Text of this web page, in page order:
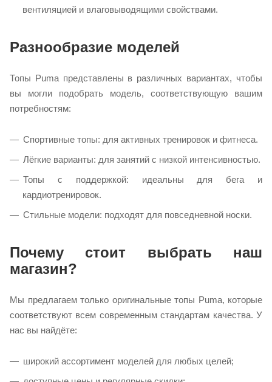
вентиляцией и влаговыводящими свойствами.
Разнообразие моделей
Топы Puma представлены в различных вариантах, чтобы
вы могли подобрать модель, соответствующую вашим
потребностям:
Спортивные топы: для активных тренировок и фитнеса.
Лёгкие варианты: для занятий с низкой интенсивностью.
Топы с поддержкой: идеальны для бега и
кардиотренировок.
Стильные модели: подходят для повседневной носки.
Почему стоит выбрать наш
магазин?
Мы предлагаем только оригинальные топы Puma, которые
соответствуют всем современным стандартам качества. У
нас вы найдёте:
широкий ассортимент моделей для любых целей;